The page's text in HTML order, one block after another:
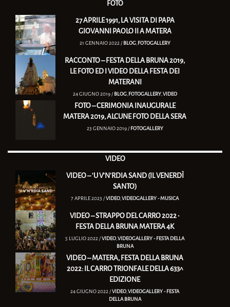
FOTO
27 APRILE 1991, LA VISITA DI PAPA
GIOVANNI PAOLO II A MATERA
21 GENNAIO 2022 / BLOG, FOTOGALLERY
RACCONTO – FESTA DELLA BRUNA 2019,
LE FOTO ED I VIDEO DELLA FESTA DEI
MATERANI
24 GIUGNO 2019 / BLOG, FOTOGALLERY, VIDEO
FOTO – CERIMONIA INAUGURALE
MATERA 2019, ALCUNE FOTO DELLA SERA
23 GENNAIO 2019 / FOTOGALLERY
VIDEO
VIDEO – ‘U V’N’RDIA SAND (IL VENERDÌ
SANTO)
7 APRILE 2023 /VIDEO,VIDEOGALLERY - MUSICA
VIDEO – STRAPPO DEL CARRO 2022 •
FESTA DELLA BRUNA MATERA 4K
5 LUGLIO 2022 /VIDEO ,VIDEOGALLERY - FESTA DELLA
BRUNA
VIDEO – MATERA, FESTA DELLA BRUNA
2022: IL CARRO TRIONFALE DELLA 633^
EDIZIONE
24 GIUGNO 2022 /VIDEO ,VIDEOGALLERY - FESTA
DELLA BRUNA